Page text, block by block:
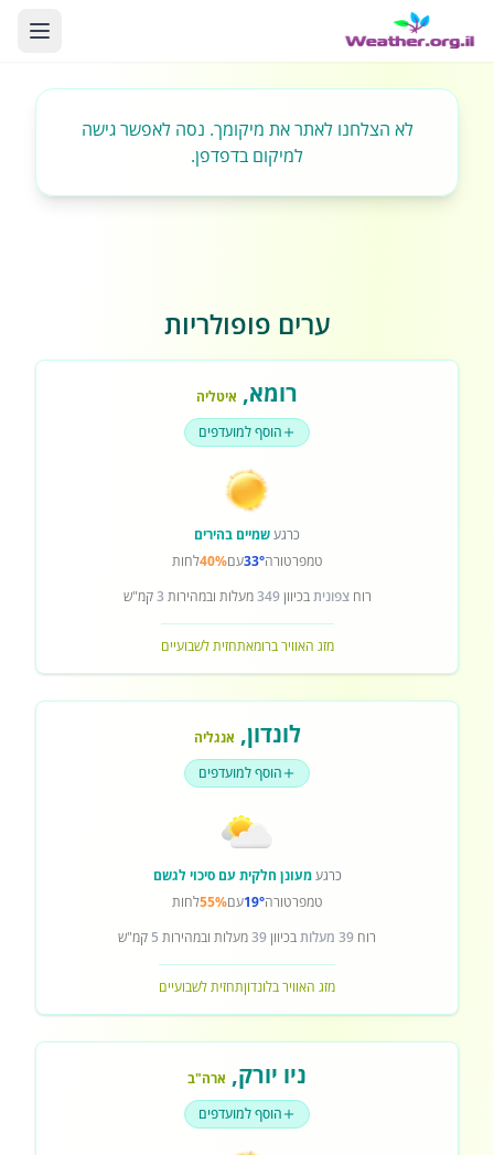
לא הצלחנו לאתר את מיקומך. נסה לאפשר גישה
למיקום בדפדפן.
ערים פופולריות
רומא, איטליה
הוסף למועדפים
כרגעשמיים בהירים
טמפרטורה33°עם40%לחות
רוחצפוניתבכיוון349מעלות ובמהירות 3קמ"ש
מזג האוויר ברומאתחזית לשבועיים
לונדון, אנגליה
הוסף למועדפים
כרגעמעונן חלקית עם סיכוי לגשם
טמפרטורה19°עם55%לחות
רוח 39 מעלות בכיוון39מעלות ובמהירות 5 קמ"ש
מזג האוויר בלונדוןתחזית לשבועיים
ניו יורק, ארה"ב
הוסף למועדפים